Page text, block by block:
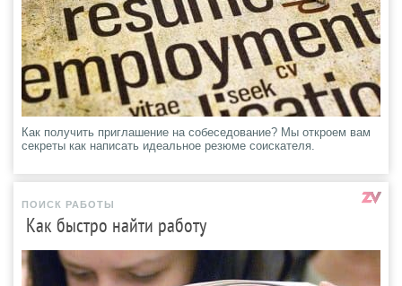
Как получить приглашение на собеседование? Мы откроем вам
секреты как написать идеальное резюме соискателя.
ПОИСК РАБОТЫ
Как быстро найти работу